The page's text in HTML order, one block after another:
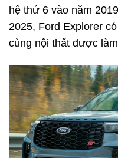
hệ thứ 6 vào năm
2025, Ford Explorer
cùng nội thất được